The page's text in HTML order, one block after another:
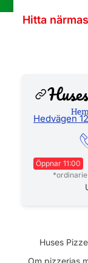
Hitta
Hedvägen
Öppnar 11:00
Huses
Om pizzerias